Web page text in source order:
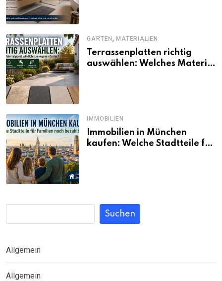
GARTEN,MATERIALIEN
Terrassenplatten richtig
auswählen: Welches Material
IMMOBILIEN
Immobilien in München
kaufen: Welche Stadtteile für
Suchen
Allgemein
Allgemein